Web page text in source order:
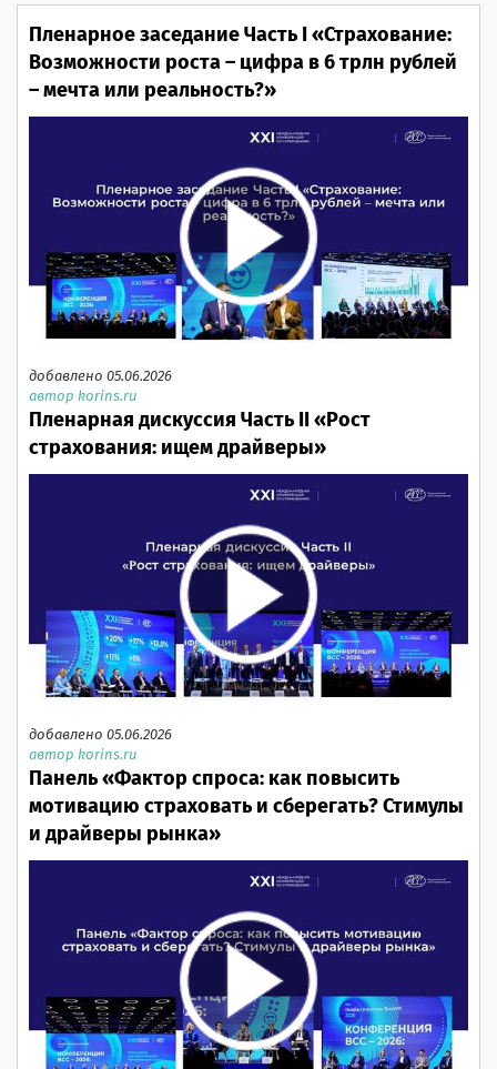
Пленарное заседание Часть I «Страхование:
Возможности роста – цифра в 6 трлн рублей
– мечта или реальность?»
добавлено 05.06.2026
автор korins.ru
Пленарная дискуссия Часть II «Рост
страхования: ищем драйверы»
добавлено 05.06.2026
автор korins.ru
Панель «Фактор спроса: как повысить
мотивацию страховать и сберегать? Стимулы
и драйверы рынка»